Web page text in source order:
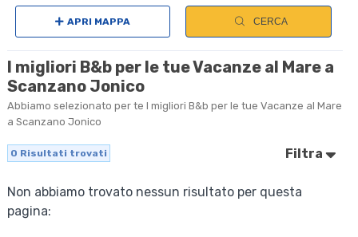
APRI MAPPA CERCA
I migliori B&b per le tue Vacanze al Mare a
Scanzano Jonico
Abbiamo selezionato per te I migliori B&b per le tue Vacanze al Mare
a Scanzano Jonico
0 Risultati trovati Filtra
Non abbiamo trovato nessun risultato per questa
pagina: